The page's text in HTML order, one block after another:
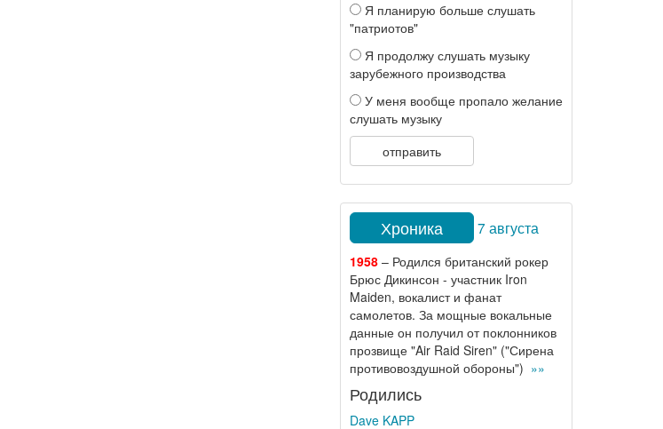
Я планирую больше слушать
"патриотов"
Я продолжу слушать музыку
зарубежного производства
У меня вообще пропало желание
слушать музыку
отправить
Хроника 7 августа
1958– Родился британский рокер
Брюс Дикинсон - участник Iron
Maiden, вокалист и фанат
самолетов. За мощные вокальные
данные он получил от поклонников
прозвище "Air Raid Siren" ("Сирена
противовоздушной обороны") »»
Родились
Dave KAPP